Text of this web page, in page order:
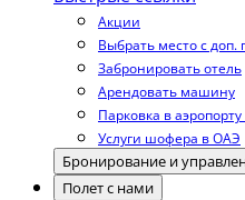
Акции
Выбрать место с доп.
Забронировать отель
Арендовать машину
Парковка в аэропорту
Услуги шофера в ОАЭ
Бронирование и
Полет с нами